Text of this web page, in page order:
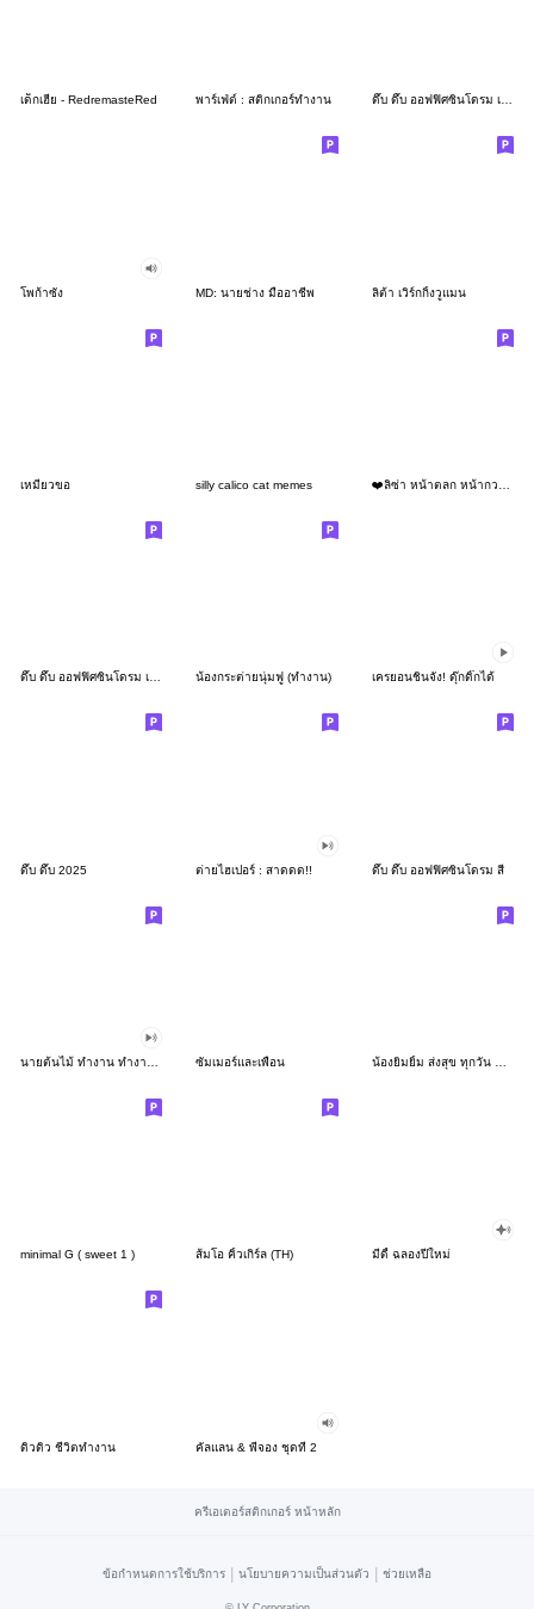
เด็กเฮีย - RedremasteRed พาร์เฟ่ต์ : สติกเกอร์ทำงาน ดึ๊บ ดึ๊บ ออฟฟิศซินโดรม เจ็ด
โพก้าซัง MD: นายช่าง มืออาชีพ ลิต้า เวิร์กกิ้งวูแมน
เหมียวขอ silly calico cat memes
ดึ๊บ ดึ๊บ ออฟฟิศซินโดรม เก้า น้องกระต่ายนุ่มฟู (ทำงาน) เครยอนชินจัง! ดุ๊กดิ๊กได้
ดึ๊บ ดึ๊บ 2025 ต่ายไฮเปอร์ : สาดดด!! ดึ๊บ ดึ๊บ ออฟฟิศซินโดรม สี่
ซัมเมอร์และเพื่อน
minimal G ( sweet 1 ) ส้มโอ คิ้วเกิร์ล (TH) มีดี้ ฉลองปีใหม่
ดิวดิว ชีวิตทำงาน คัลแลน & พี่จอง ชุดที่ 2
ครีเอเตอร์สติกเกอร์ หน้าหลัก
ข้อกำหนดการใช้บริการ | นโยบายความเป็นส่วนตัว | ช่วยเหลือ